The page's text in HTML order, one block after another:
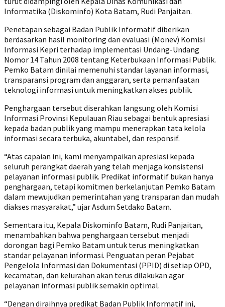
Informatika (Diskominfo) Kota Batam, Rudi Panjaitan.
Penetapan sebagai Badan Publik Informatif diberikan
berdasarkan hasil monitoring dan evaluasi (Monev) Komisi
Informasi Kepri terhadap implementasi Undang-Undang
Nomor 14 Tahun 2008 tentang Keterbukaan Informasi Publik.
Pemko Batam dinilai memenuhi standar layanan informasi,
transparansi program dan anggaran, serta pemanfaatan
teknologi informasi untuk meningkatkan akses publik.
Penghargaan tersebut diserahkan langsung oleh Komisi
Informasi Provinsi Kepulauan Riau sebagai bentuk apresiasi
kepada badan publik yang mampu menerapkan tata kelola
informasi secara terbuka, akuntabel, dan responsif.
“Atas capaian ini, kami menyampaikan apresiasi kepada
seluruh perangkat daerah yang telah menjaga konsistensi
pelayanan informasi publik. Predikat informatif bukan hanya
penghargaan, tetapi komitmen berkelanjutan Pemko Batam
dalam mewujudkan pemerintahan yang transparan dan mudah
diakses masyarakat,” ujar Asdum Setdako Batam.
Sementara itu, Kepala Diskominfo Batam, Rudi Panjaitan,
menambahkan bahwa penghargaan tersebut menjadi
dorongan bagi Pemko Batam untuk terus meningkatkan
standar pelayanan informasi. Penguatan peran Pejabat
Pengelola Informasi dan Dokumentasi (PPID) di setiap OPD,
kecamatan, dan kelurahan akan terus dilakukan agar
pelayanan informasi publik semakin optimal.
“Dengan diraihnya predikat Badan Publik Informatif ini,